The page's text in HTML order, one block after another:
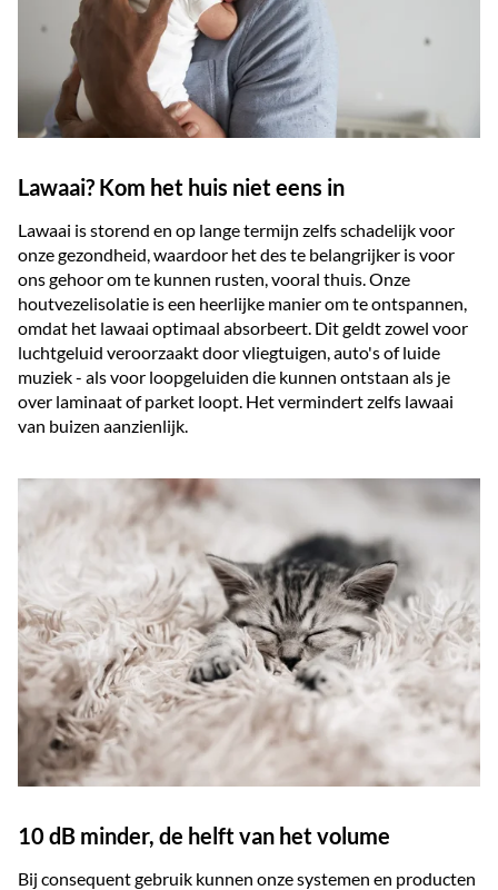
Lawaai? Kom het huis niet eens in
Lawaai is storend en op lange termijn zelfs schadelijk voor
onze gezondheid, waardoor het des te belangrijker is voor
ons gehoor om te kunnen rusten, vooral thuis. Onze
houtvezelisolatie is een heerlijke manier om te ontspannen,
omdat het lawaai optimaal absorbeert. Dit geldt zowel voor
luchtgeluid veroorzaakt door vliegtuigen, auto's of luide
muziek - als voor loopgeluiden die kunnen ontstaan als je
over laminaat of parket loopt. Het vermindert zelfs lawaai
van buizen aanzienlijk.
10 dB minder, de helft van het volume
Bij consequent gebruik kunnen onze systemen en producten